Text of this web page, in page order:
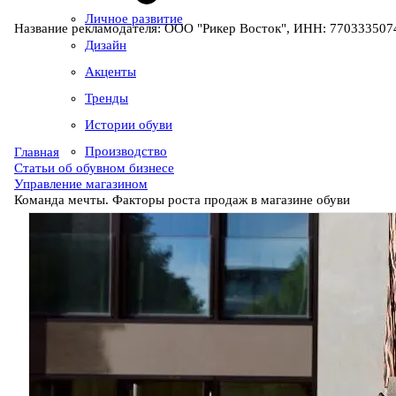
Личное развитие
Дизайн
Акценты
Тренды
Истории обуви
Производство
Название рекламодателя: ООО "Рикер Восток", ИНН:
Главная
Статьи об обувном бизнесе
Управление магазином
Команда мечты. Факторы роста продаж в магазине обуви